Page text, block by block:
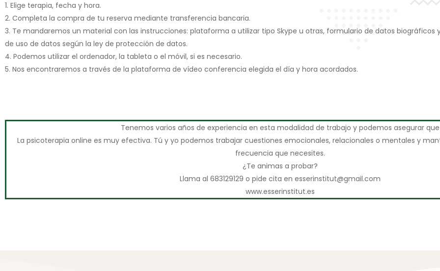
1. Elige terapia, fecha y hora.
2. Completa la compra de tu reserva mediante transferencia bancaria.
3. Te mandaremos un material con las instrucciones: plataforma a utilizar tipo Skype u otras, formulario de datos
de uso de datos según la ley de protección de datos.
4. Podemos utilizar el ordenador, la tableta o el móvil, si es necesario.
5. Nos encontraremos a través de la plataforma de vídeo conferencia elegida el día y hora acordados.
Tenemos varios años de experiencia en esta modalidad de trabajo y podemos asegurar que
La psicoterapia online es muy efectiva. Tú y yo podemos trabajar cuestiones emocionales, relacionales o mentales y
frecuencia que necesites.
¿Te animas a probar?
Llama al 683129129 o pide cita en esserinstitut@gmail.com
www.esserinstitut.es